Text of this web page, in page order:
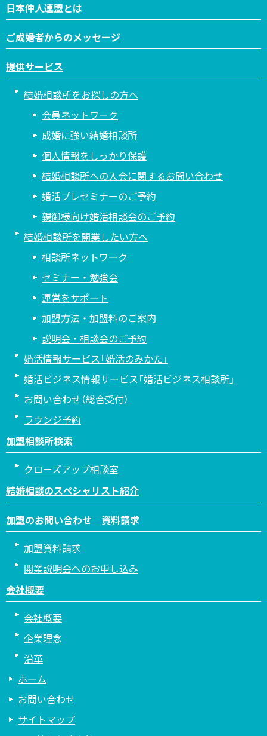
日本仲人連盟とは
ご成婚者からのメッセージ
提供サービス
結婚相談所をお探しの方へ
会員ネットワーク
成婚に強い結婚相談所
個人情報をしっかり保護
結婚相談所への入会に関するお問い合わせ
婚活プレセミナーのご予約
親御様向け婚活相談会のご予約
結婚相談所を開業したい方へ
相談所ネットワーク
セミナー・勉強会
運営をサポート
加盟方法・加盟料のご案内
説明会・相談会のご予約
婚活情報サービス「婚活のみかた」
婚活ビジネス情報サービス「婚活ビジネス相談所」
お問い合わせ（総合受付）
ラウンジ予約
加盟相談所検索
クローズアップ相談室
結婚相談のスペシャリスト紹介
加盟のお問い合わせ 資料請求
加盟資料請求
開業説明会へのお申し込み
会社概要
会社概要
企業理念
沿革
ホーム
お問い合わせ
サイトマップ